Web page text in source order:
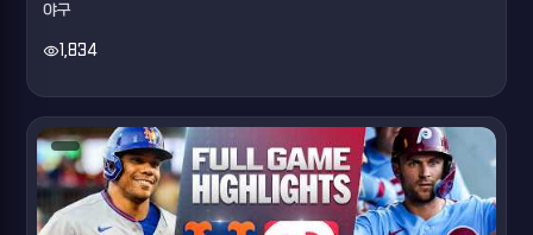
야구
visibility 1,834